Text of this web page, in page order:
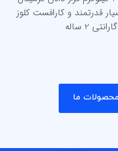
قدرتمند و کارافست کلوز
2 ساله
ما